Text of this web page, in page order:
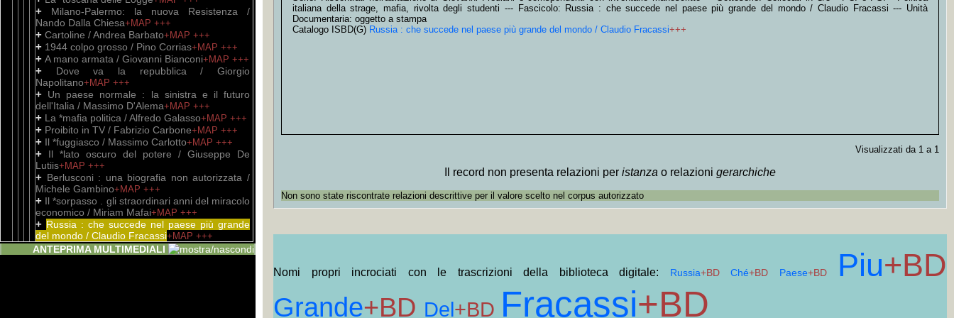
+ Milano-Palermo: la nuova Resistenza /
Nando Dalla Chiesa+MAP +++
+ Cartoline / Andrea Barbato+MAP +++
+ 1944 colpo grosso / Pino Corrias+MAP +++
+ A mano armata / Giovanni Bianconi+MAP +++
+
Dove va la repubblica / Giorgio
Napolitano+MAP +++
+ Un paese normale : la sinistra e il futuro
dell'Italia / Massimo D'Alema+MAP +++
+ La *mafia politica / Alfredo Galasso+MAP +++
+ Proibito in TV / Fabrizio Carbone+MAP +++
+ Il *fuggiasco / Massimo Carlotto+MAP +++
+ Il *lato oscuro del potere / Giuseppe De
Lutiis+MAP +++
+ Berlusconi : una biografia non autorizzata /
Michele Gambino+MAP +++
+ Il *sorpasso . gli straordinari anni del miracolo
economico / Miriam Mafai+MAP +++
+ Russia : che succede nel paese più grande
del mondo / Claudio Fracassi+MAP +++
Unità Documentaria
+oggetto a stampa
ANTEPRIMA MULTIMEDIALI
italiana della strage, mafia, rivolta degli studenti --- Fascicolo: Russia : che succede nel paese più grande del mondo / Claudio Fracassi --- Unità
Documentaria: oggetto a stampa
Catalogo ISBD(G) Russia : che succede nel paese più grande del mondo / Claudio Fracassi+++
Visualizzati da 1 a 1
Il record non presenta relazioni per istanza o relazioni gerarchiche
Non sono state riscontrate relazioni descrittive per il valore scelto nel corpus autorizzato
Nomi propri incrociati con le trascrizioni della biblioteca digitale: Russia+BD Ché+BD Paese+BD Piu+BD
Grande+BD Del+BD Fracassi+BD